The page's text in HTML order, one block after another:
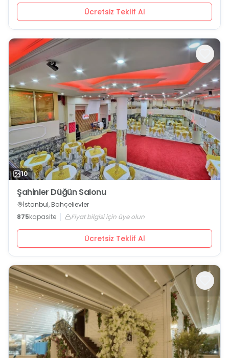
Ücretsiz Teklif Al
10
Şahinler Düğün Salonu
İstanbul, Bahçelievler
875kapasite Fiyat bilgisi için üye olun
Ücretsiz Teklif Al